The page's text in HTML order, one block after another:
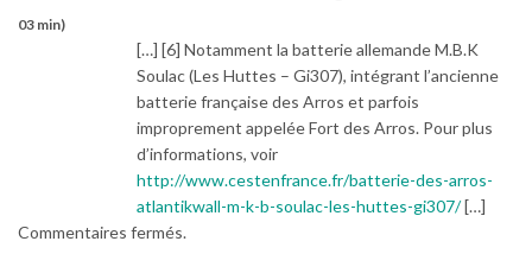
03 min)
[…] [6] Notamment la batterie allemande M.B.K
Soulac (Les Huttes – Gi307), intégrant l’ancienne
batterie française des Arros et parfois
improprement appelée Fort des Arros. Pour plus
d’informations, voir
http://www.cestenfrance.fr/batterie-des-arros-
atlantikwall-m-k-b-soulac-les-huttes-gi307/[…]
Commentaires fermés.